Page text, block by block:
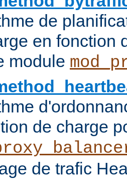
de
en fonction
module
de charge
de trafic